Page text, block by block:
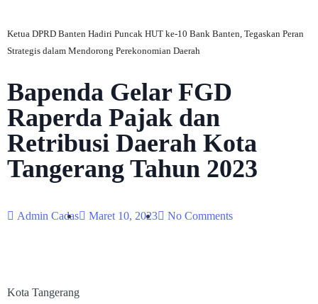
Ketua DPRD Banten Hadiri Puncak HUT ke-10 Bank Banten, Tegaskan Peran
Strategis dalam Mendorong Perekonomian Daerah
Bapenda Gelar FGD
Raperda Pajak dan
Retribusi Daerah Kota
Tangerang Tahun 2023
Admin Cadas Maret 10, 2023 No Comments
Kota Tangerang